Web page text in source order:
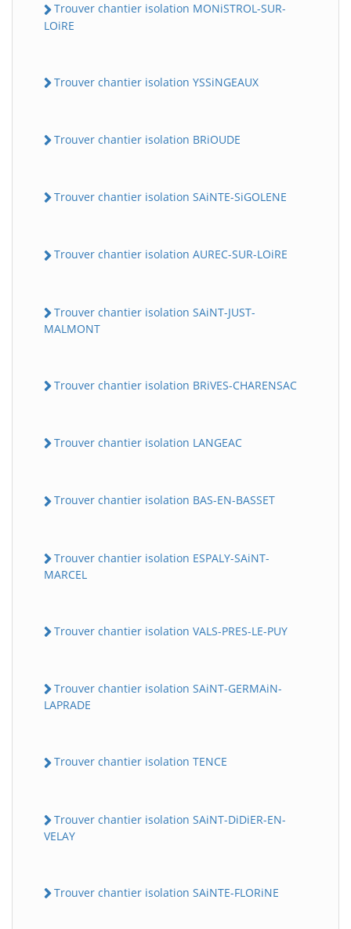
Trouver chantier isolation MONiSTROL-SUR-
LOiRE
Trouver chantier isolation YSSiNGEAUX
Trouver chantier isolation BRiOUDE
Trouver chantier isolation SAiNTE-SiGOLENE
Trouver chantier isolation AUREC-SUR-LOiRE
Trouver chantier isolation SAiNT-JUST-
MALMONT
Trouver chantier isolation BRiVES-CHARENSAC
Trouver chantier isolation LANGEAC
Trouver chantier isolation BAS-EN-BASSET
Trouver chantier isolation ESPALY-SAiNT-
MARCEL
Trouver chantier isolation VALS-PRES-LE-PUY
Trouver chantier isolation SAiNT-GERMAiN-
LAPRADE
Trouver chantier isolation TENCE
Trouver chantier isolation SAiNT-DiDiER-EN-
VELAY
Trouver chantier isolation SAiNTE-FLORiNE